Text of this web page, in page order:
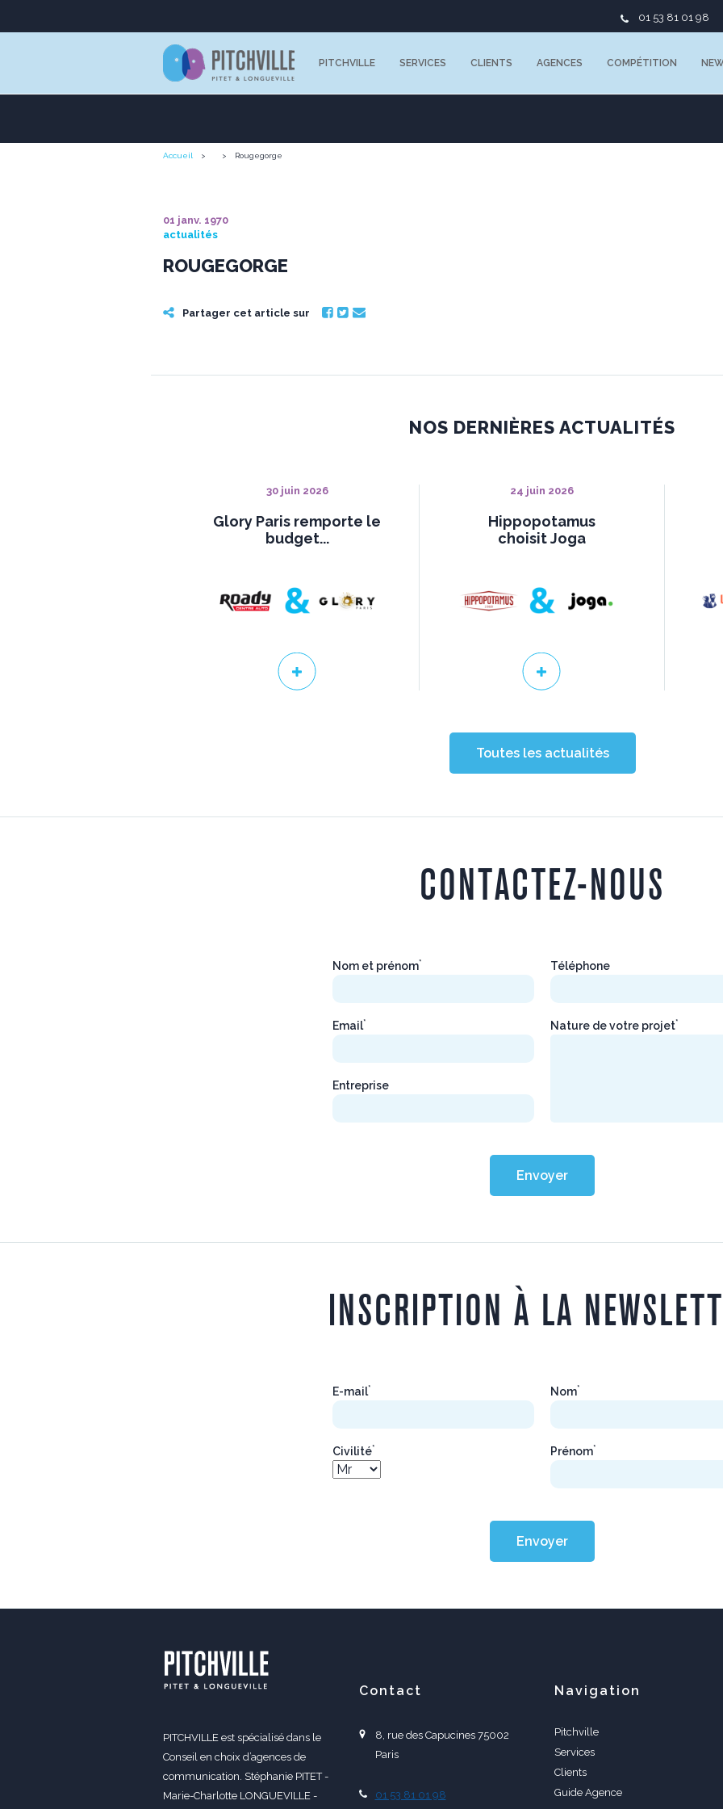
01 53 81 01 98
PITCHVILLE SERVICES CLIENTS AGENCES COMPÉTITION
Accueil Rougegorge
01 janv. 1970
actualités
ROUGEGORGE
Partager cet article sur
NOS DERNIÈRES ACTUALITÉS
30 juin 2026
Glory Paris remporte le
budget...
24 juin 2026
Hippopotamus
choisit Joga
Toutes les actualités
CONTACTEZ-NOUS
Nom et prénom*
Email*
Entreprise
Téléphone
Nature de votre projet*
Envoyer
INSCRIPTION À LA
E-mail*
Civilité*
Nom*
Prénom*
Envoyer
PITCHVILLE est spécialisé dans le
Conseil en choix d’agences de
communication. Stéphanie PITET -
Marie-Charlotte LONGUEVILLE -
Contact
8, rue des Capucines 75002
Paris
01 53 81 01 98
Navigation
Pitchville
Services
Clients
Guide Agence